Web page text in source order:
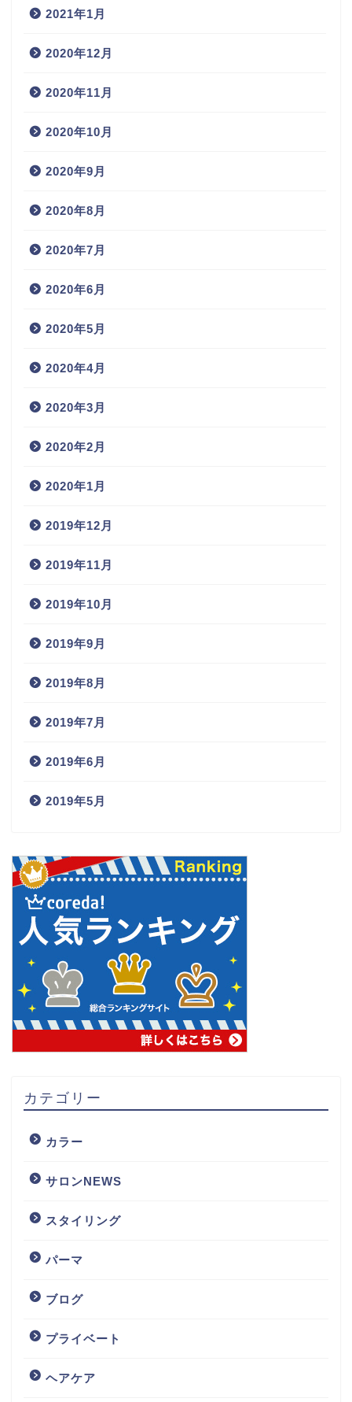
2021年1月
2020年12月
2020年11月
2020年10月
2020年9月
2020年8月
2020年7月
2020年6月
2020年5月
2020年4月
2020年3月
2020年2月
2020年1月
2019年12月
2019年11月
2019年10月
2019年9月
2019年8月
2019年7月
2019年6月
2019年5月
カテゴリー
カラー
サロンNEWS
スタイリング
パーマ
ブログ
プライベート
ヘアケア